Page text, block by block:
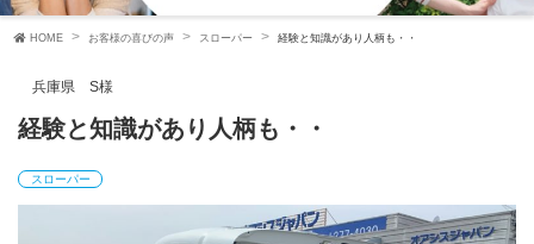
HOME お客様の喜びの声 スローパー 経験と知識があり人柄も・・
兵庫県 S様
経験と知識があり人柄も・・
スローパー